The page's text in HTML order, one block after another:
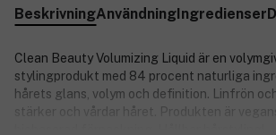
BeskrivningAnvändningIngredienser
Clean Beauty Volumizing Liquid är en
stylingprodukt med 84 procent naturliga
hårets glans, volym och definition. Linfrön
stärker och vårdar håret. Produkten är